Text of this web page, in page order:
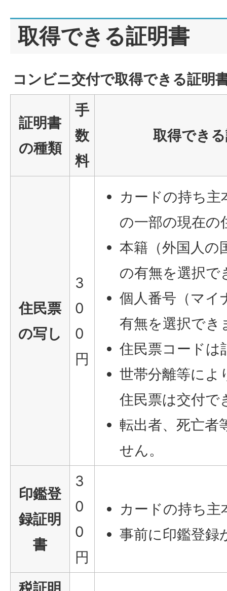
取得できる証明書
コンビニ交付で取得できる証明
証明書
の種類
手
数
料
取得でき
住民票
の写し
3
0
0
円
カードの持ち主
の一部の現在の
本籍（外国人の
の有無を選択で
個人番号（マイ
有無を選択でき
住民票コードは
世帯分離等によ
住民票は交付で
転出者、死亡者
せん。
印鑑登
録証明
書
3
0
0
円
カードの持ち主
事前に印鑑登録